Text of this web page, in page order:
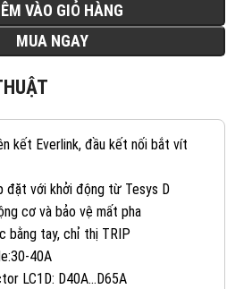
VÀO GIỎ HÀNG
MUA NGAY
kết Everlink, đầu kết nối bắt vít
đặt với khởi động từ Tesys D
cơ và bảo vệ mất pha
bằng tay, chỉ thị TRIP
40A
LC1D: D40A…D65A